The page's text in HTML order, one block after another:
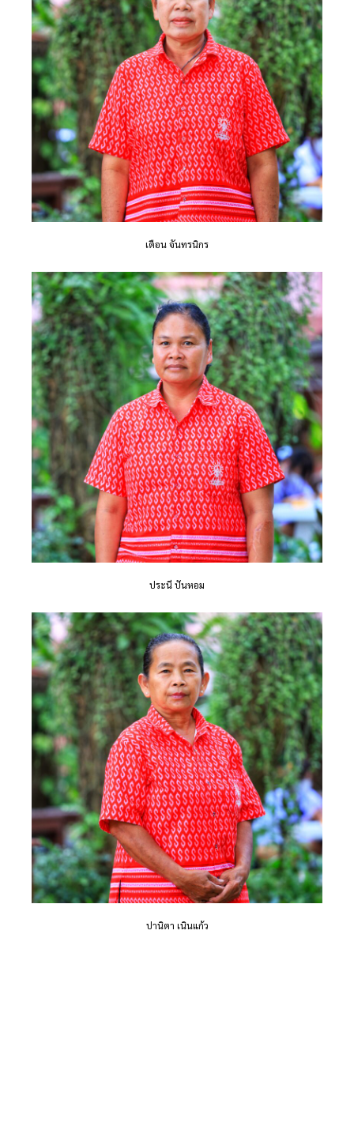
เตือน จันทรนิกร
ประนี ปันหอม
ปานิตา เนินแก้ว